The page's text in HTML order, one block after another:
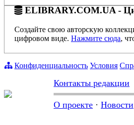
ELIBRARY.COM.UA -
Создайте свою авторскую
цифровом виде. Нажмите сюда,
Конфиденциальность Условия
Контакты редакции
О проекте · Новости